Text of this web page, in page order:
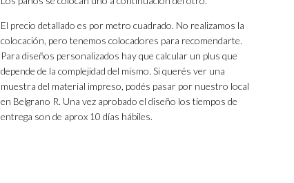
El precio detallado es por metro cuadrado. No realizamos la
colocación, pero tenemos colocadores para recomendarte.
Para diseños personalizados hay que calcular un plus que
depende de la complejidad del mismo. Si querés ver una
muestra del material impreso, podés pasar por nuestro local
en Belgrano R. Una vez aprobado el diseño los tiempos de
entrega son de aprox 10 días hábiles.